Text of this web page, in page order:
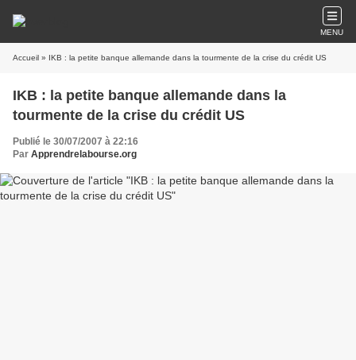
MENU
Accueil » IKB : la petite banque allemande dans la tourmente de la crise du crédit US
IKB : la petite banque allemande dans la
tourmente de la crise du crédit US
Publié le 30/07/2007 à 22:16
Par Apprendrelabourse.org